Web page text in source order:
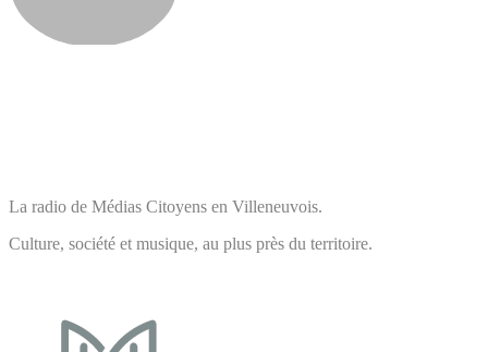
La radio de Médias Citoyens en Villeneuvois.
Culture, société et musique, au plus près du territoire.